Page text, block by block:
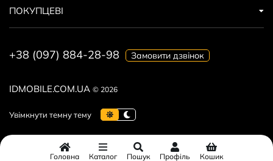
IDMOBILE.COM.UA © 2026
ПОКУПЦЕВІ
+38 (097) 884-28-98 Замовити дзвінок
Головна Каталог Пошук Профіль Кошик